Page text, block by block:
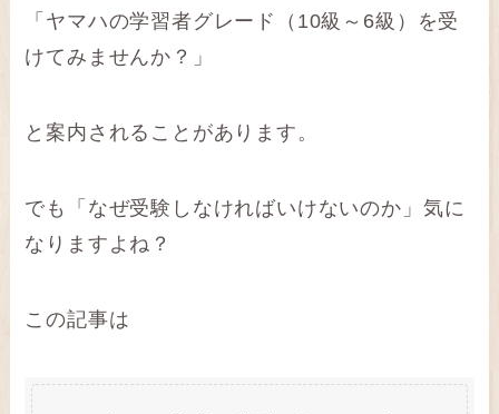
「ヤマハの学習者グレード（10級～6級）を受
けてみませんか？」
と案内されることがあります。
でも「なぜ受験しなければいけないのか」気に
なりますよね？
この記事は